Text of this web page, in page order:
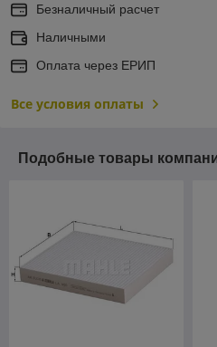
Безналичный расчет
Наличными
Оплата через ЕРИП
Все условия оплаты
Подобные товары